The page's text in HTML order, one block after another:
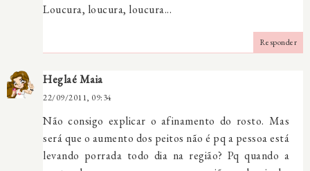
Loucura, loucura, loucura...
Responder
Heglaé Maia
22/09/2011, 09:34
Não consigo explicar o afinamento do rosto. Mas
será que o aumento dos peitos não é pq a pessoa está
levando porrada todo dia na região? Pq quando a